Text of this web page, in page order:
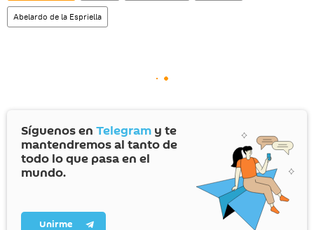
Abelardo de la Espriella
Síguenos en Telegram y te
mantendremos al tanto de
todo lo que pasa en el
mundo.
Unirme